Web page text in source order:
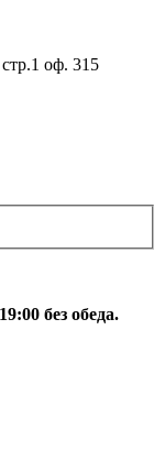
оф. 315
без обеда.